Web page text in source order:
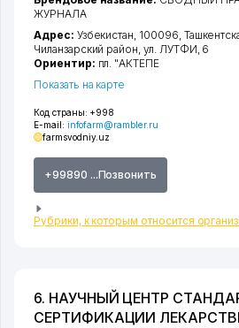
Код страны: +998
E-mail: infofarm@rambler.ru
farmsvodniy.uz
+99890 ...Позвонить
Рубрики, к которым относится
ЖУРНАЛА
Адрес: Узбекистан, 100096,
Чиланзарский район ,ул. ЛУТФИ , 6
Ориентир: пл. "АКТЕПЕ
Показать на карте
6. НАУЧНЫЙ ЦЕНТР
СЕРТИФИКАЦИИ